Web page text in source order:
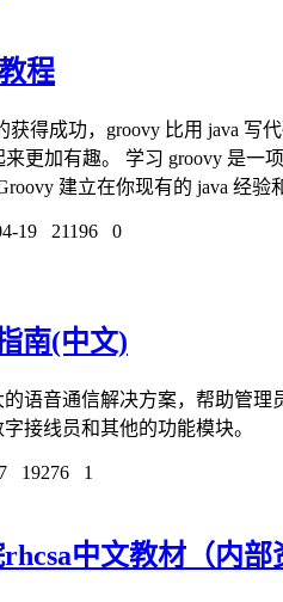
程
获得成功，groovy 比用 java
更加有趣。 学习 groovy 是一
建立在你现有的 java 经
19 21196
0
南(中文)
的语音通信解决方案，帮助管
接线员和其他的功能模块。
19276
1
中文教材（内部